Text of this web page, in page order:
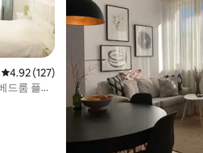
평점 4.92점(5점 만점), 후기 127개
4.92 (127)
드룸 플랫